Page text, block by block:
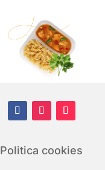
Politica cookies